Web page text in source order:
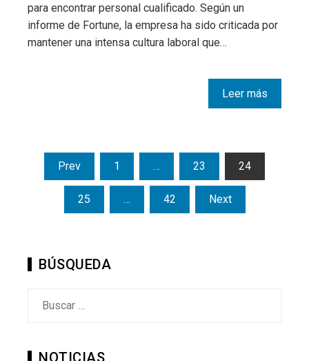
para encontrar personal cualificado. Según un
informe de Fortune, la empresa ha sido criticada por
mantener una intensa cultura laboral que…
Leer más
Paginación
Prev 1 … 23 24
25 … 42 Next
BÚSQUEDA
NOTICIAS